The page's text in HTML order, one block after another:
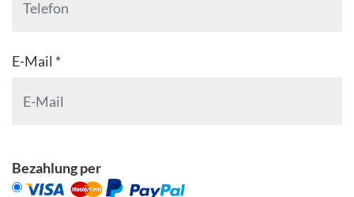
E-Mail *
Bezahlung per